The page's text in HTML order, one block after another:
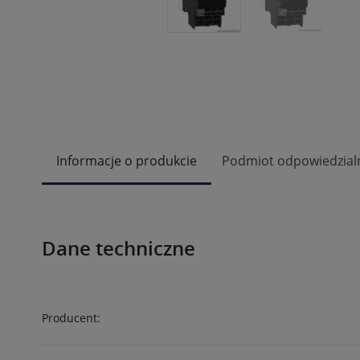
Informacje o produkcie Podmiot
Dane techniczne
Producent: